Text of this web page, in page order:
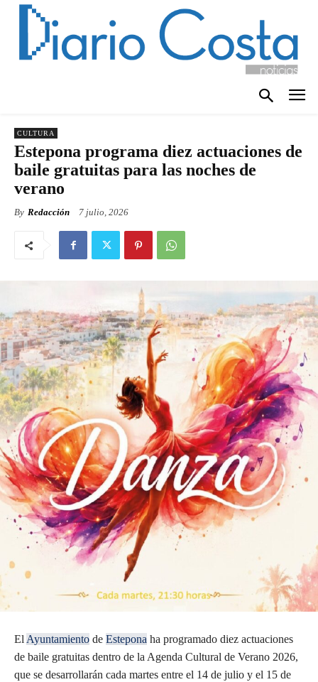
CULTURA
Estepona programa diez actuaciones de
baile gratuitas para las noches de
verano
By Redacción 7 julio, 2026
ElAyuntamiento de Estepona ha programado diez actuaciones
de baile gratuitas dentro de la Agenda Cultural de Verano 2026,
que se desarrollarán cada martes entre el 14 de julio y el 15 de